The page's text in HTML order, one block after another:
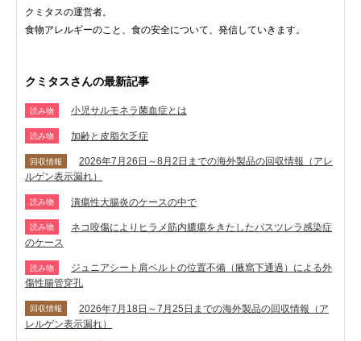
クミタスの運営者。
食物アレルギーのこと、食の安全について、発信していきます。
クミタスさんの最新記事
読み物 小児サルモネラ菌血症とは
読み物 加齢と皮脂欠乏症
回収情報
2026年7月26日～8月2日までの海外製品の回収情報（アレ
ルゲン表示漏れ）
読み物 潰瘍性大腸炎のケースの中で
読み物
ネコ咬傷によりヒラメ筋内膿瘍をきたしたパスツレラ感染症
のケース
読み物
ジュニアシート肩ベルトの位置不備（腋窩下通過）による外
傷性腸管穿孔
回収情報
2026年7月18日～7月25日までの海外製品の回収情報（ア
レルゲン表示漏れ）